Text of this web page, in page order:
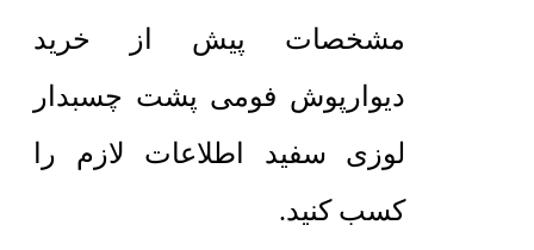
مشخصات پیش از خرید
دیوارپوش فومی پشت چسبدار
لوزی سفید اطلاعات لازم را
کسب کنید.